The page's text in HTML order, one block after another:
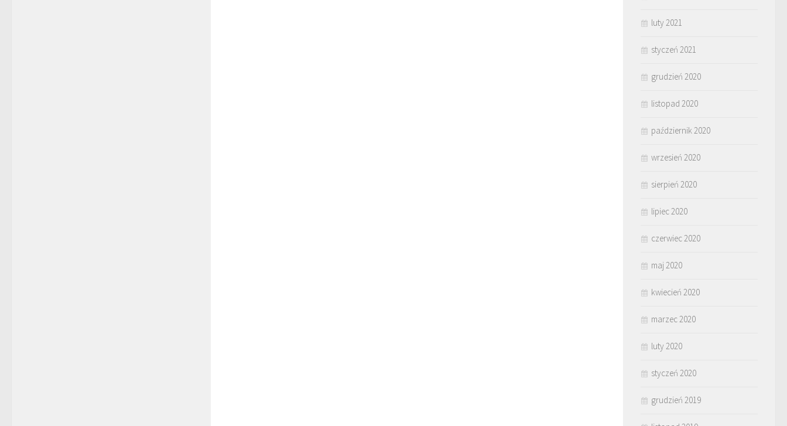
luty 2021
styczeń 2021
grudzień 2020
listopad 2020
październik 2020
wrzesień 2020
sierpień 2020
lipiec 2020
czerwiec 2020
maj 2020
kwiecień 2020
marzec 2020
luty 2020
styczeń 2020
grudzień 2019